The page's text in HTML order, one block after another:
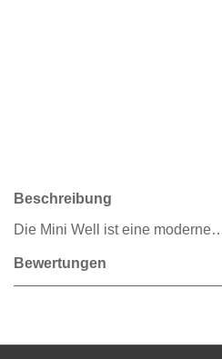
Beschreibung
Die Mini Well ist eine
Bewertungen